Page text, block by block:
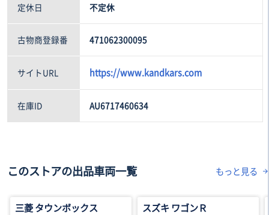
定休日 不定休
古物商登録番 471062300095
サイトURL https://www.kandkars.com
在庫ID AU6717460634
このストアの出品車両一覧 もっと見る
三菱 タウンボックス スズキ ワゴンＲ